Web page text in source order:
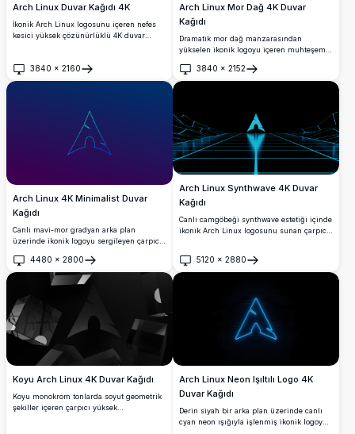
Arch Linux Duvar Kağıdı 4K
İkonik Arch Linux logosunu içeren nefes
kesici yüksek çözünürlüklü 4K duvar
zarif masaüstü arka planlarını takdir eden
Linux meraklıları için mükemmeldir.
3840 × 2160
Aç
Arch Linux Mor Dağ 4K Duvar
Kağıdı
Dramatik mor dağ manzarasından
yükselen ikonik logoyu içeren muhteşem
arazi ve atmosferik derinlik ile
monokromatik menekşe tasarım, zarif
3840 × 2152
Aç
Arch Linux 4K Minimalist Duvar
Kağıdı
Canlı mavi-mor gradyan arka plan
üzerinde ikonik logoyu sergileyen çarpıcı
kağıdı. Keskin 4K kalitesinde kendine
özgü Arch markalamasını sergileyen
temiz, minimalist tasarımla masaüstü
özelleştirmesi için mükemmel.
4480 × 2800
Aç
Arch Linux Synthwave 4K Duvar
Kağıdı
Canlı camgöbeği synthwave estetiği içinde
ikonik Arch Linux logosunu sunan çarpıcı
üçgen mimari önünde siluet bir figür
duruyor, retro-fütürist tasarım ile açık
füzyonunu yaratıyor.
5120 × 2880
Aç
Koyu Arch Linux 4K Duvar Kağıdı
Koyu monokrom tonlarda soyut geometrik
şekiller içeren çarpıcı yüksek
Arch Linux Neon Işıltılı Logo 4K
Duvar Kağıdı
Derin siyah bir arka plan üzerinde canlı
cyan neon ışığıyla işlenmiş ikonik logoyu